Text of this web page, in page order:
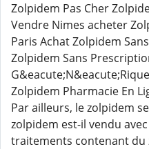
Zolpidem Pas Cher
Vendre Nimes acheter
Paris Achat Zolpidem
Zolpidem Sans
Zolpidem Pharmacie En
Par ailleurs, le zolpidem
zolpidem est-il vendu
traitements contenant du